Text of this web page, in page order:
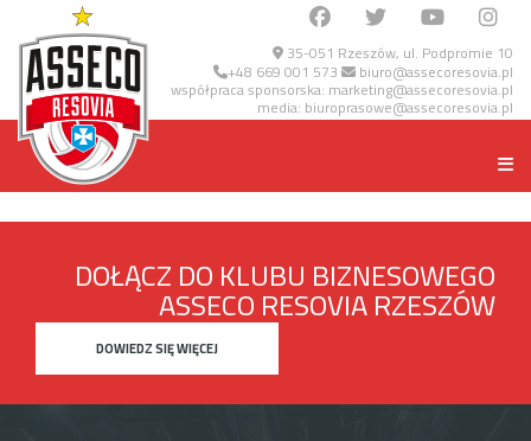
35-051 Rzeszów, ul. Podpromie 10
+48 669 001 573 biuro@assecoresovia.pl
współpraca sponsorska: marketing@assecoresovia.pl
media: biuroprasowe@assecoresovia.pl
DOŁĄCZ DO KLUBU BIZNESOWEGO
ASSECO RESOVIA RZESZÓW
DOWIEDZ SIĘ WIĘCEJ